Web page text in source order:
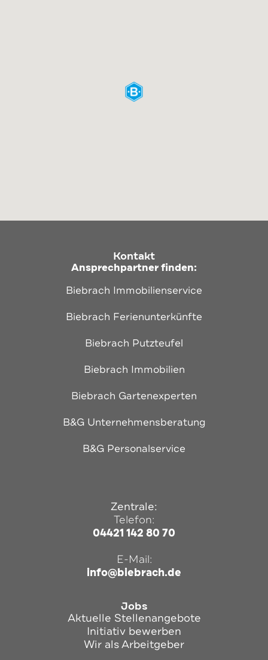
Kontakt
Ansprechpartner finden:
Biebrach Immobilienservice
Biebrach Ferienunterkünfte
Biebrach Putzteufel
Biebrach Immobilien
Biebrach Gartenexperten
B&G Unternehmensberatung
B&G Personalservice
Zentrale:
Telefon:
04421 142 80 70
E-Mail:
info@biebrach.de
Jobs
Aktuelle Stellenangebote
Initiativ bewerben
Wir als Arbeitgeber